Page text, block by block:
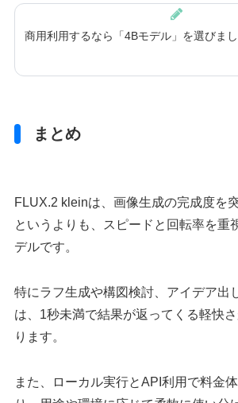
商用利用するなら「4Bモデル」を選びまし
まとめ
FLUX.2 kleinは、画像生成の完成度を
というよりも、スピードと回転率を重
デルです。
特にラフ生成や構図検討、アイデア出
は、1秒未満で結果が返ってくる軽快
ります。
また、ローカル実行とAPI利用で料金